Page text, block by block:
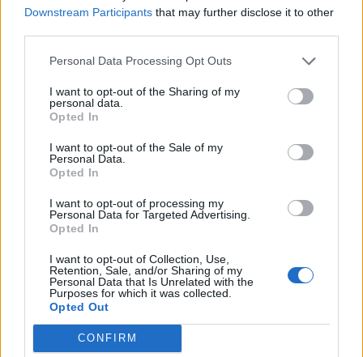
Downstream Participants that may further disclose it to other
Personal Data Processing Opt Outs
I want to opt-out of the Sharing of my
personal data.
Opted In
I want to opt-out of the Sale of my
Personal Data.
Opted In
I want to opt-out of processing my
Personal Data for Targeted Advertising.
Opted In
I want to opt-out of Collection, Use,
Retention, Sale, and/or Sharing of my
Personal Data that Is Unrelated with the
Purposes for which it was collected.
Opted Out
CONFIRM